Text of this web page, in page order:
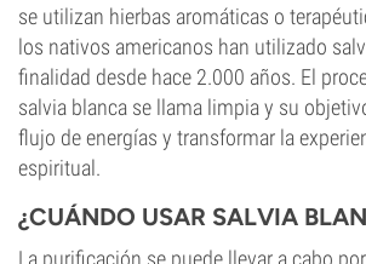
se utilizan hierbas aromáticas o
los nativos americanos han utilizado
finalidad desde hace 2.000 años. El
salvia blanca se llama limpia y su
flujo de energías y transformar la
espiritual.
¿CUÁNDO USAR SALVIA
La purificación se puede llevar a cabo